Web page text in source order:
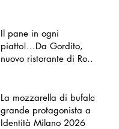
Il pane in ogni
piatto!...Da Gordito,
nuovo ristorante di Roma
La mozzarella di bufala
grande protagonista a
Identità Milano 2026